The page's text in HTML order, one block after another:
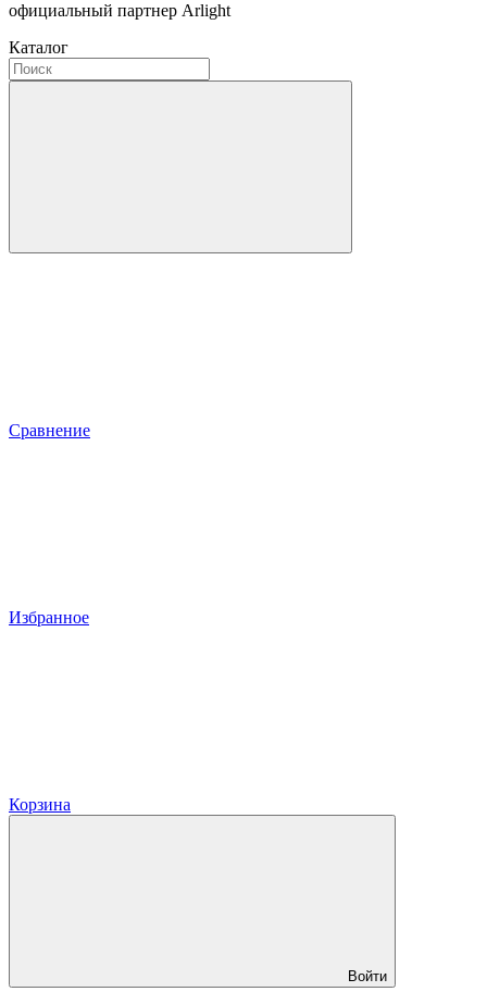
официальный партнер Arlight
Каталог
Сравнение
Избранное
Корзина
Войти